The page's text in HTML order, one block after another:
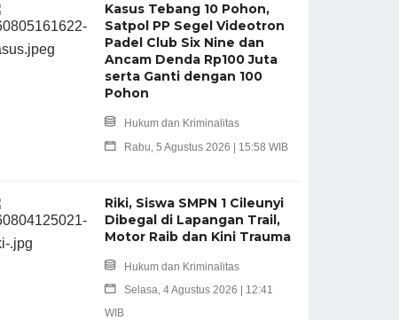
Kasus Tebang 10 Pohon,
Satpol PP Segel Videotron
Padel Club Six Nine dan
Ancam Denda Rp100 Juta
serta Ganti dengan 100
Pohon
Hukum dan Kriminalitas
Rabu, 5 Agustus 2026 | 15:58 WIB
Riki, Siswa SMPN 1 Cileunyi
Dibegal di Lapangan Trail,
Motor Raib dan Kini Trauma
Hukum dan Kriminalitas
Selasa, 4 Agustus 2026 | 12:41
WIB